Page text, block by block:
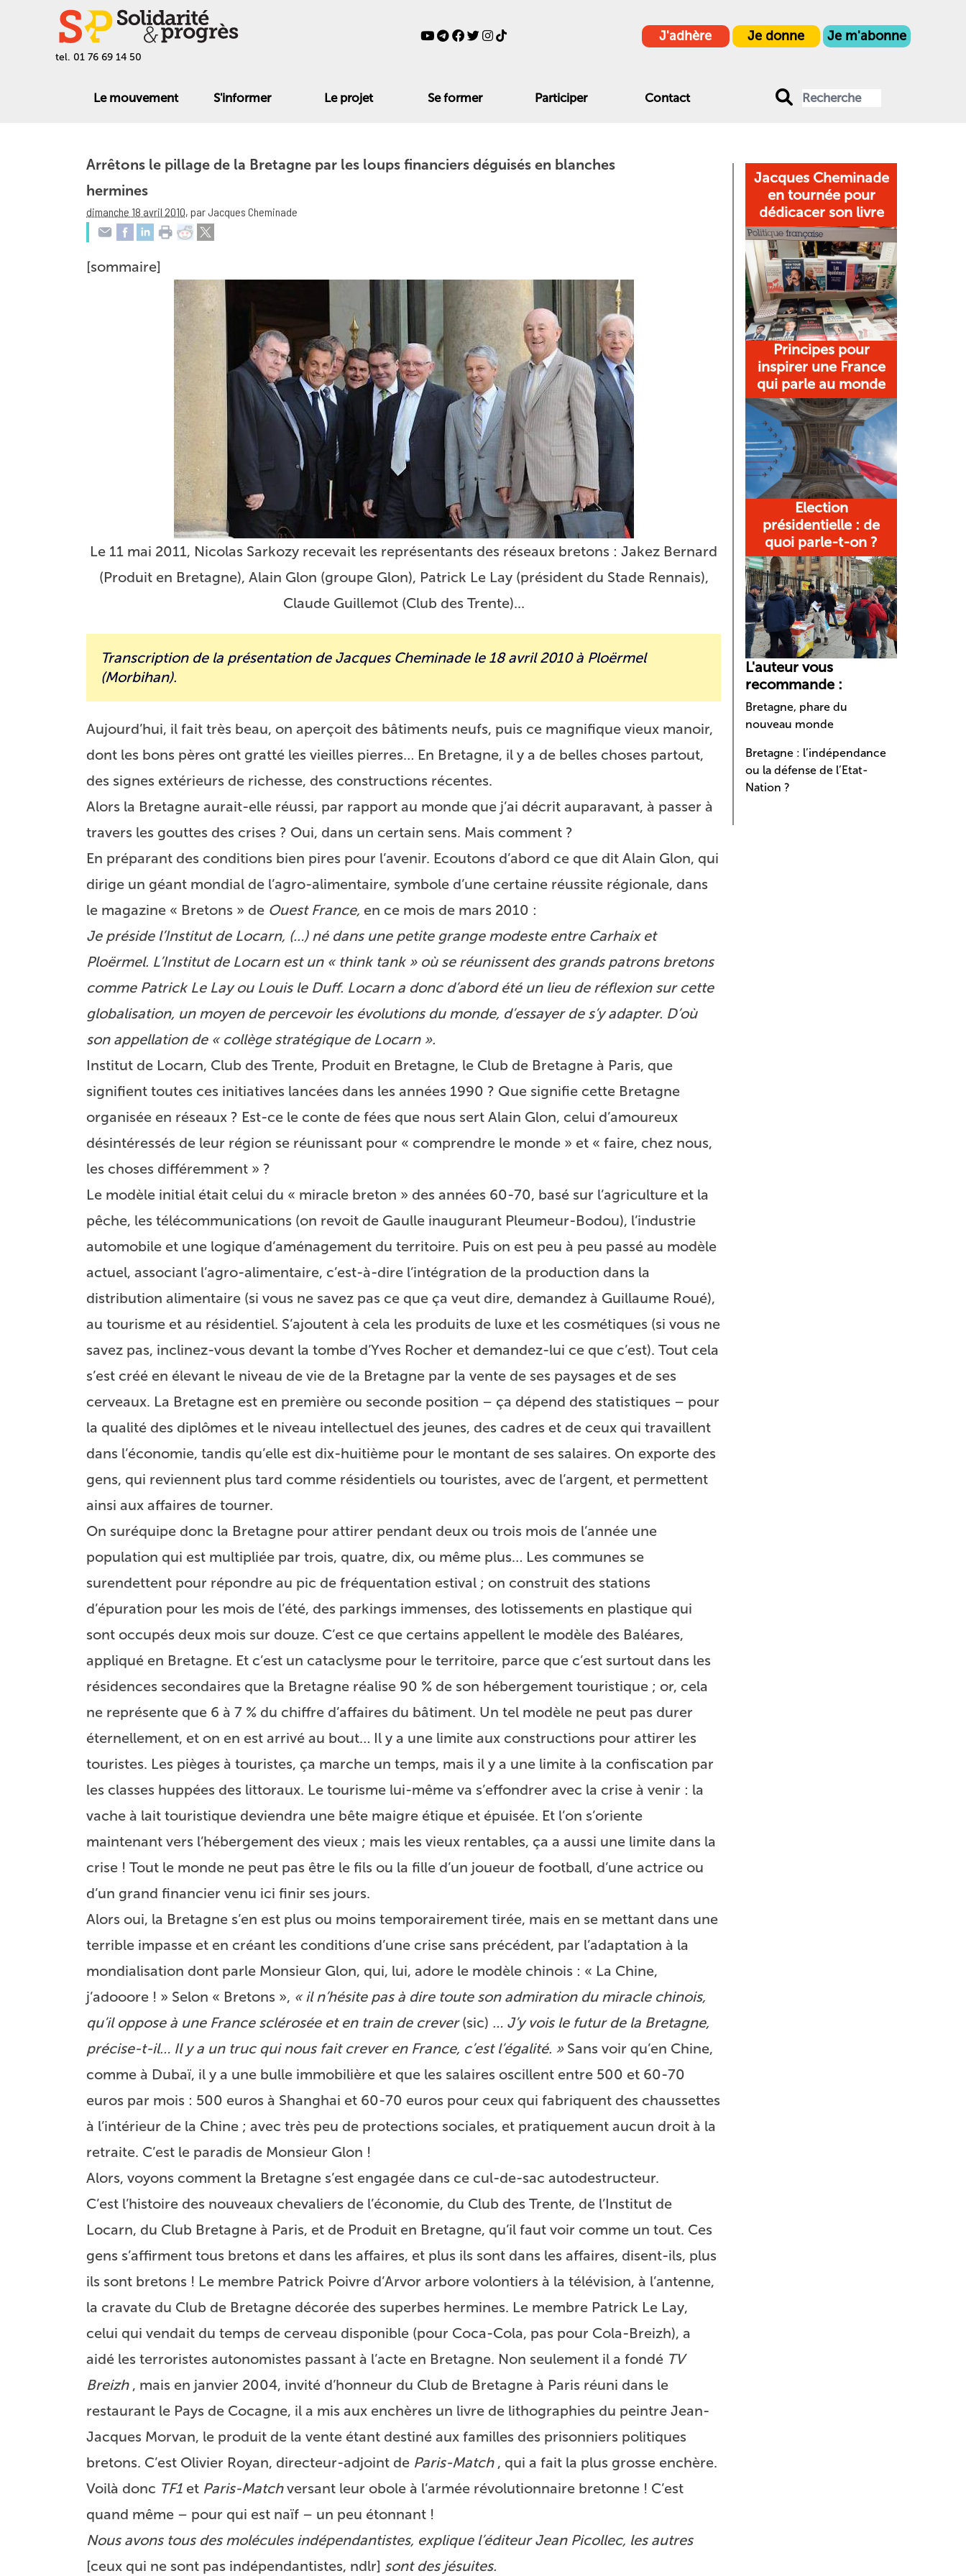
tel. 01 76 69 14 50
J'adhère Je donne Je m'abonne
Le mouvement S'informer Le projet Se former Participer Contact
Arrêtons le pillage de la Bretagne par les loups financiers déguisés en blanches
hermines
dimanche 18 avril 2010, par Jacques Cheminade
[sommaire]
Le 11 mai 2011, Nicolas Sarkozy recevait les représentants des réseaux bretons : Jakez Bernard
(Produit en Bretagne), Alain Glon (groupe Glon), Patrick Le Lay (président du Stade Rennais),
Claude Guillemot (Club des Trente)...
Transcription de la présentation de Jacques Cheminade le 18 avril 2010 à Ploërmel
(Morbihan).
Aujourd’hui, il fait très beau, on aperçoit des bâtiments neufs, puis ce magnifique vieux manoir,
dont les bons pères ont gratté les vieilles pierres… En Bretagne, il y a de belles choses partout,
des signes extérieurs de richesse, des constructions récentes.
Alors la Bretagne aurait-elle réussi, par rapport au monde que j’ai décrit auparavant, à passer à
travers les gouttes des crises ? Oui, dans un certain sens. Mais comment ?
En préparant des conditions bien pires pour l’avenir. Ecoutons d’abord ce que dit Alain Glon, qui
dirige un géant mondial de l’agro-alimentaire, symbole d’une certaine réussite régionale, dans
le magazine « Bretons » de Ouest France, en ce mois de mars 2010 :
Je préside l’Institut de Locarn, (…) né dans une petite grange modeste entre Carhaix et
Ploërmel. L’Institut de Locarn est un « think tank » où se réunissent des grands patrons bretons
comme Patrick Le Lay ou Louis le Duff. Locarn a donc d’abord été un lieu de réflexion sur cette
globalisation, un moyen de percevoir les évolutions du monde, d’essayer de s’y adapter. D’où
son appellation de « collège stratégique de Locarn ».
Institut de Locarn, Club des Trente, Produit en Bretagne, le Club de Bretagne à Paris, que
signifient toutes ces initiatives lancées dans les années 1990 ? Que signifie cette Bretagne
organisée en réseaux ? Est-ce le conte de fées que nous sert Alain Glon, celui d’amoureux
désintéressés de leur région se réunissant pour « comprendre le monde » et « faire, chez nous,
les choses différemment » ?
Le modèle initial était celui du « miracle breton » des années 60-70, basé sur l’agriculture et la
pêche, les télécommunications (on revoit de Gaulle inaugurant Pleumeur-Bodou), l’industrie
automobile et une logique d’aménagement du territoire. Puis on est peu à peu passé au modèle
actuel, associant l’agro-alimentaire, c’est-à-dire l’intégration de la production dans la
distribution alimentaire (si vous ne savez pas ce que ça veut dire, demandez à Guillaume Roué),
au tourisme et au résidentiel. S’ajoutent à cela les produits de luxe et les cosmétiques (si vous ne
savez pas, inclinez-vous devant la tombe d’Yves Rocher et demandez-lui ce que c’est). Tout cela
s’est créé en élevant le niveau de vie de la Bretagne par la vente de ses paysages et de ses
cerveaux. La Bretagne est en première ou seconde position – ça dépend des statistiques – pour
la qualité des diplômes et le niveau intellectuel des jeunes, des cadres et de ceux qui travaillent
dans l’économie, tandis qu’elle est dix-huitième pour le montant de ses salaires. On exporte des
gens, qui reviennent plus tard comme résidentiels ou touristes, avec de l’argent, et permettent
ainsi aux affaires de tourner.
On suréquipe donc la Bretagne pour attirer pendant deux ou trois mois de l’année une
population qui est multipliée par trois, quatre, dix, ou même plus… Les communes se
surendettent pour répondre au pic de fréquentation estival ; on construit des stations
d’épuration pour les mois de l’été, des parkings immenses, des lotissements en plastique qui
sont occupés deux mois sur douze. C’est ce que certains appellent le modèle des Baléares,
appliqué en Bretagne. Et c’est un cataclysme pour le territoire, parce que c’est surtout dans les
résidences secondaires que la Bretagne réalise 90 % de son hébergement touristique ; or, cela
ne représente que 6 à 7 % du chiffre d’affaires du bâtiment. Un tel modèle ne peut pas durer
éternellement, et on en est arrivé au bout… Il y a une limite aux constructions pour attirer les
touristes. Les pièges à touristes, ça marche un temps, mais il y a une limite à la confiscation par
les classes huppées des littoraux. Le tourisme lui-même va s’effondrer avec la crise à venir : la
vache à lait touristique deviendra une bête maigre étique et épuisée. Et l’on s’oriente
maintenant vers l’hébergement des vieux ; mais les vieux rentables, ça a aussi une limite dans la
crise ! Tout le monde ne peut pas être le fils ou la fille d’un joueur de football, d’une actrice ou
d’un grand financier venu ici finir ses jours.
Alors oui, la Bretagne s’en est plus ou moins temporairement tirée, mais en se mettant dans une
terrible impasse et en créant les conditions d’une crise sans précédent, par l’adaptation à la
mondialisation dont parle Monsieur Glon, qui, lui, adore le modèle chinois : « La Chine,
j’adooore ! » Selon « Bretons », « il n’hésite pas à dire toute son admiration du miracle chinois,
qu’il oppose à une France sclérosée et en train de crever(sic) … J’y vois le futur de la Bretagne,
précise-t-il… Il y a un truc qui nous fait crever en France, c’est l’égalité. » Sans voir qu’en Chine,
comme à Dubaï, il y a une bulle immobilière et que les salaires oscillent entre 500 et 60-70
euros par mois : 500 euros à Shanghai et 60-70 euros pour ceux qui fabriquent des chaussettes
à l’intérieur de la Chine ; avec très peu de protections sociales, et pratiquement aucun droit à la
retraite. C’est le paradis de Monsieur Glon !
Alors, voyons comment la Bretagne s’est engagée dans ce cul-de-sac autodestructeur.
C’est l’histoire des nouveaux chevaliers de l’économie, du Club des Trente, de l’Institut de
Locarn, du Club Bretagne à Paris, et de Produit en Bretagne, qu’il faut voir comme un tout. Ces
gens s’affirment tous bretons et dans les affaires, et plus ils sont dans les affaires, disent-ils, plus
ils sont bretons ! Le membre Patrick Poivre d’Arvor arbore volontiers à la télévision, à l’antenne,
la cravate du Club de Bretagne décorée des superbes hermines. Le membre Patrick Le Lay,
celui qui vendait du temps de cerveau disponible (pour Coca-Cola, pas pour Cola-Breizh), a
aidé les terroristes autonomistes passant à l’acte en Bretagne. Non seulement il a fondé TV
Breizh , mais en janvier 2004, invité d’honneur du Club de Bretagne à Paris réuni dans le
restaurant le Pays de Cocagne, il a mis aux enchères un livre de lithographies du peintre Jean-
Jacques Morvan, le produit de la vente étant destiné aux familles des prisonniers politiques
bretons. C’est Olivier Royan, directeur-adjoint de Paris-Match , qui a fait la plus grosse enchère.
Voilà donc TF1 et Paris-Matchversant leur obole à l’armée révolutionnaire bretonne ! C’est
quand même – pour qui est naïf – un peu étonnant !
Nous avons tous des molécules indépendantistes, explique l’éditeur Jean Picollec, les autres
[ceux qui ne sont pas indépendantistes, ndlr] sont des jésuites.
Jacques Cheminade
en tournée pour
dédicacer son livre
Principes pour
inspirer une France
qui parle au monde
Election
présidentielle : de
quoi parle-t-on ?
L'auteur vous
recommande :
Bretagne, phare du
nouveau monde
Bretagne : l’indépendance
ou la défense de l’Etat-
Nation ?